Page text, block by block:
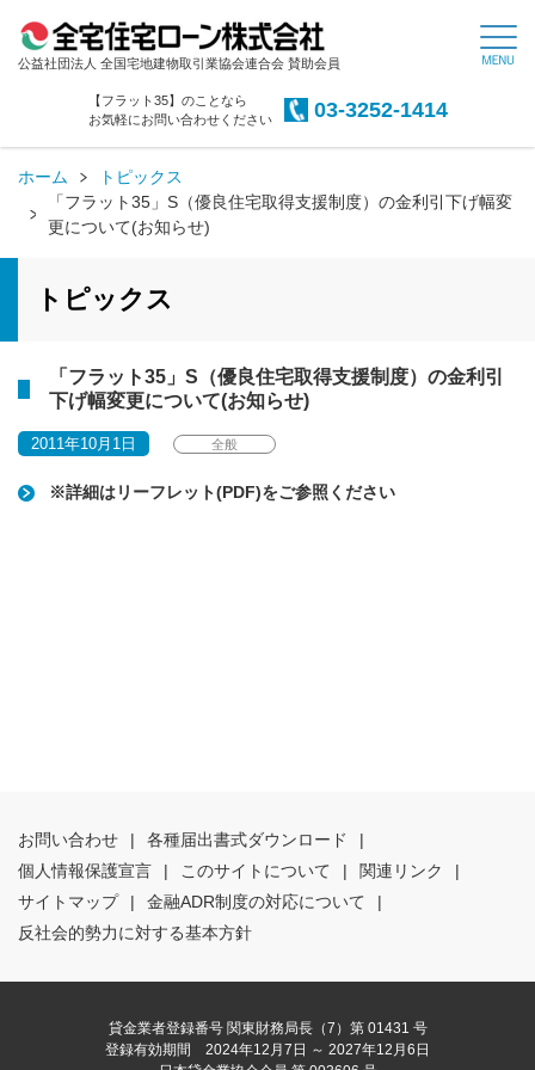
公益社団法人 全国宅地建物取引業協会連合会 賛助会員
【フラット35】のことなら
お気軽にお問い合わせください
03-3252-1414
ホーム
トピックス
「フラット35」S（優良住宅取得支援制度）の金利引下げ幅変
更について(お知らせ)
トピックス
「フラット35」S（優良住宅取得支援制度）の金利引
下げ幅変更について(お知らせ)
2011年10月1日 全般
※詳細はリーフレット(PDF)をご参照ください
お問い合わせ | 各種届出書式ダウンロード
|
個人情報保護宣言
| このサイトについて | 関連リンク
|
サイトマップ
| 金融ADR制度の対応について
|
反社会的勢力に対する基本方針
貸金業者登録番号 関東財務局長（7）第 01431 号
登録有効期間 2024年12月7日 ～ 2027年12月6日